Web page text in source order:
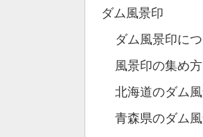
ダム風景印
ダム風景印に
風景印の集め方
北海道のダム
青森県のダム